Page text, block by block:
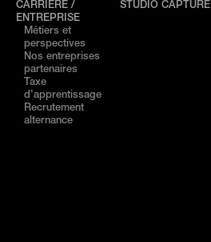
CARRIÈRE /
ENTREPRISE
Métiers et
perspectives
Nos entreprises
partenaires
Taxe
d’apprentissage
Recrutement
alternance
STUDIO CAPTURE